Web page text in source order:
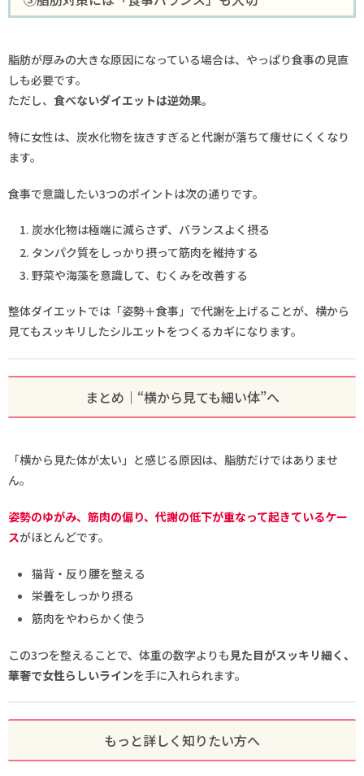
脂肪が厚みの大きな原因になっている場合は、やっぱり食事の見直
しも必要です。
ただし、 食べないダイエットは逆効果。
特に女性は、炭水化物を抜きすぎると代謝が落ちて痩せにくくなり
ます。
食事で意識したい3つのポイントは次の通りです。
炭水化物は極端に減らさず、バランスよく摂る
タンパク質をしっかり摂って筋肉を維持する
野菜や海藻を意識して、むくみを改善する
整体ダイエットでは「姿勢＋食事」で代謝を上げることが、横から
見てもスッキリしたシルエットをつくるカギになります。
まとめ｜“横から見ても細い体”へ
「横から見た体が太い」と感じる原因は、脂肪だけではありませ
ん。
姿勢のゆがみ、筋肉の偏り、代謝の低下が重なって起きているケー
スがほとんどです。
猫背・反り腰を整える
栄養をしっかり摂る
筋肉をやわらかく使う
この3つを整えることで、体重の数字よりも 見た目がスッキリ細く、
華奢で女性らしいラインを手に入れられます。
もっと詳しく知りたい方へ